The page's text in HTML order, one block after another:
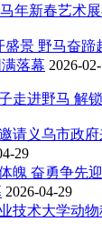
年新春艺术
盛景 野马奋
落幕 2026-
走进野马 解
请义乌市政
29
魄 奋勇争先
2026-04-29
技术大学动